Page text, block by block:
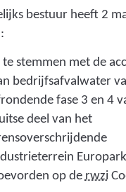
bestuur heeft 2
te stemmen met de
bedrijfsafvalwater
fase 3 en 4
deel van het
op derwzi(